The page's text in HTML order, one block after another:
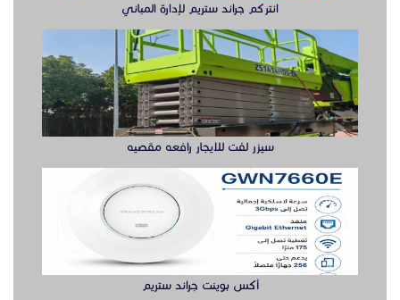
أكس بوينت جراند ستريم
سويتش ريجي حل متكامل لتوسعة الشبكة